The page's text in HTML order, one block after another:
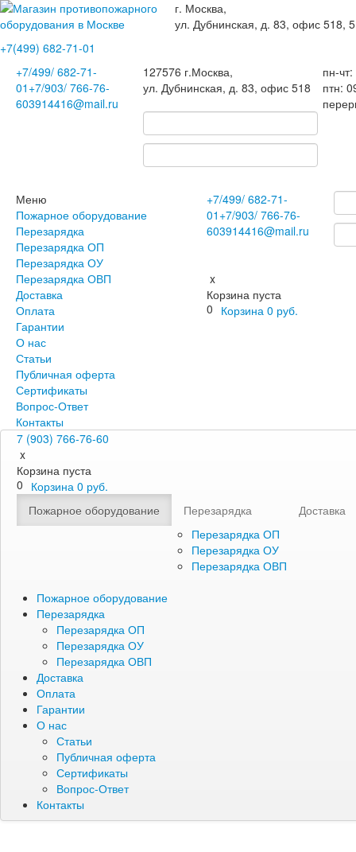
г. Москва,
ул. Дубнинская, д. 83, офис 518,
+7(499) 682-71-01
+7/499/ 682-71-
01 +7/903/ 766-76-
603914416@mail.ru
127576 г.Москва,
ул. Дубнинская, д. 83, офис 518
пн-
птн:
Меню
Пожарное оборудование
Перезарядка
Перезарядка ОП
Перезарядка ОУ
Перезарядка ОВП
Доставка
Оплата
Гарантии
О нас
Статьи
Публичная оферта
Сертификаты
Вопрос-Ответ
Контакты
+7/499/ 682-71-
01 +7/903/ 766-76-
603914416@mail.ru
x
Корзина пуста
0 Корзина 0 руб.
7 (903) 766-76-60
x
Корзина пуста
0 Корзина 0 руб.
Пожарное оборудование
Перезарядка
Перезарядка ОП
Перезарядка ОУ
Перезарядка ОВП
Доставка
Пожарное оборудование
Перезарядка
Перезарядка ОП
Перезарядка ОУ
Перезарядка ОВП
Доставка
Оплата
Гарантии
О нас
Статьи
Публичная оферта
Сертификаты
Вопрос-Ответ
Контакты